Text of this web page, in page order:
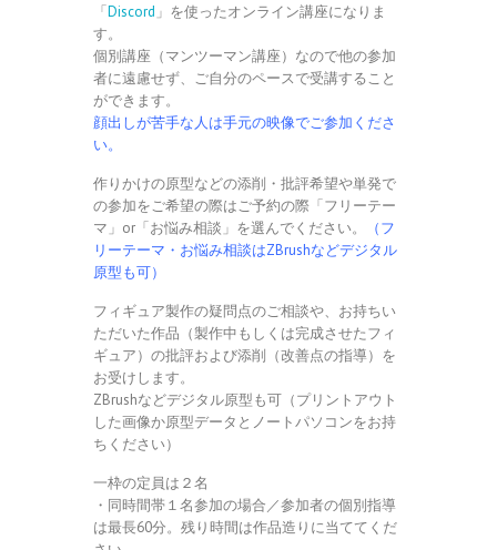
「Discord 」を使ったオンライン講座になりま
す。
個別講座（マンツーマン講座）なので他の参加
者に遠慮せず、ご自分のペースで受講すること
ができます。
顔出しが苦手な人は手元の映像でご参加くださ
い。
作りかけの原型などの添削・批評希望や単発で
の参加をご希望の際はご予約の際「フリーテー
マ」or「お悩み相談」を選んでください。
（フ
リーテーマ・お悩み相談はZBrushなどデジタル
原型も可）
フィギュア製作の疑問点のご相談や、お持ちい
ただいた作品（製作中もしくは完成させたフィ
ギュア）の批評および添削（改善点の指導）を
お受けします。
ZBrushなどデジタル原型も可（プリントアウト
した画像か原型データとノートパソコンをお持
ちください）
一枠の定員は２名
・同時間帯１名参加の場合／参加者の個別指導
は最長60分。残り時間は作品造りに当ててくだ